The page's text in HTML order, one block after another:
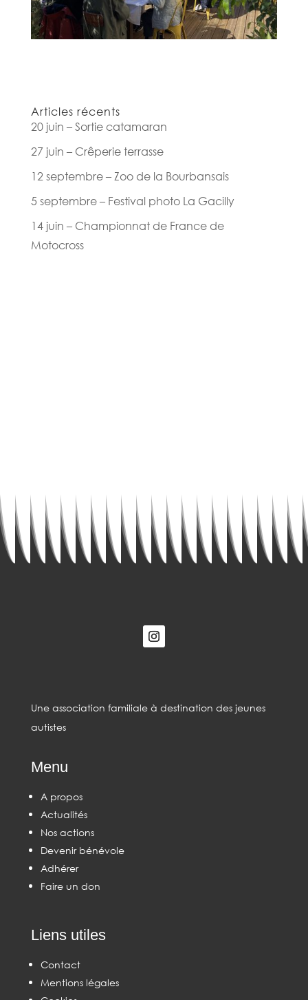
Articles récents
20 juin – Sortie catamaran
27 juin – Crêperie terrasse
12 septembre – Zoo de la Bourbansais
5 septembre – Festival photo La Gacilly
14 juin – Championnat de France de
Motocross
Une association familiale à destination des jeunes
autistes
Menu
A propos
Actualités
Nos actions
Devenir bénévole
Adhérer
Faire un don
Liens utiles
Contact
Mentions légales